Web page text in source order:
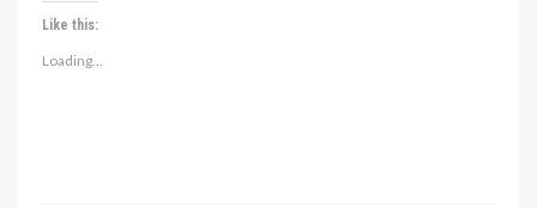
Like this:
Loading...